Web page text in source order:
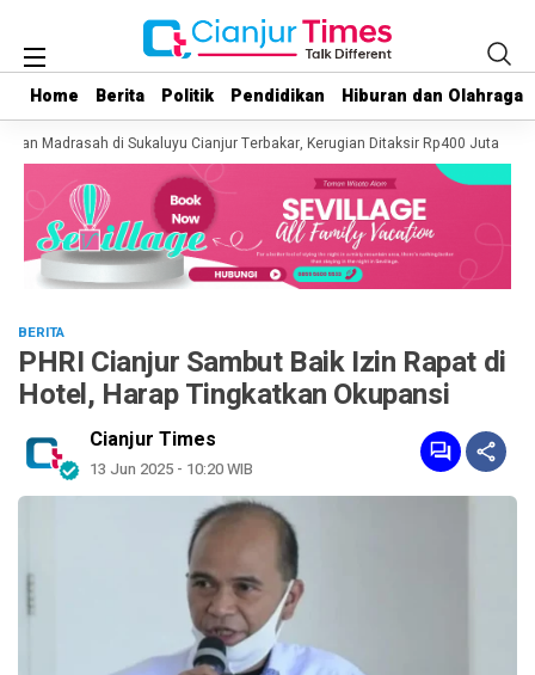
Home Berita Politik Pendidikan Hiburan dan Olahraga
Home Berita Politik Pendidikan Hiburan dan Olahraga
Madrasah di Sukaluyu Cianjur Terbakar, Kerugian Ditaksir Rp400 Juta
BERITA
PHRI Cianjur Sambut Baik Izin Rapat di
Hotel, Harap Tingkatkan Okupansi
Cianjur Times
13 Jun 2025 - 10:20 WIB